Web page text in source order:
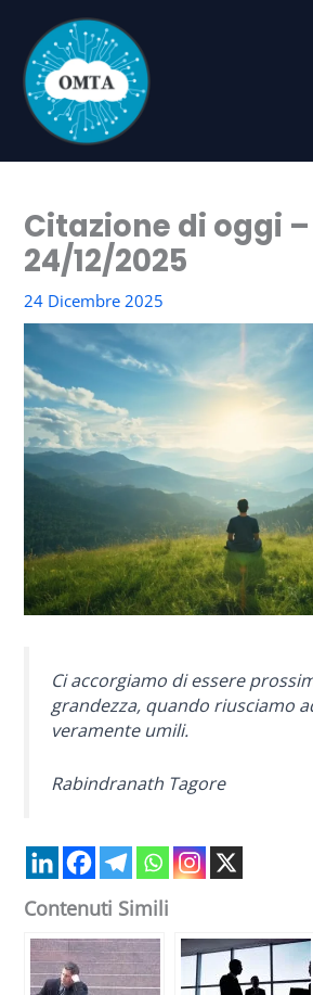
contenuto
Citazione di oggi –
24/12/2025
24 Dicembre 2025
Ci accorgiamo di essere
grandezza, quando riusciamo
veramente umili.
Rabindranath Tagore
Contenuti Simili